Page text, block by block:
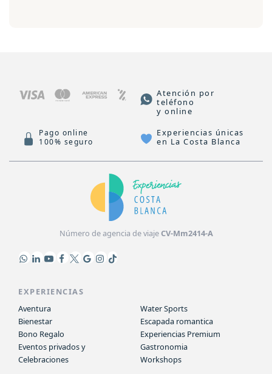
Atención por
teléfono
y online
Pago online
100% seguro
Experiencias únicas
en La Costa Blanca
Número de agencia de viajeCV-Mm2414-A
EXPERIENCIAS
Aventura
Bienestar
Bono Regalo
Eventos privados y
Celebraciones
Water Sports
Escapada romantica
Experiencias Premium
Gastronomia
Workshops